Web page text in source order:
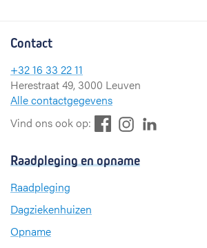
Contact
+32 16 33 22 11
Herestraat 49, 3000 Leuven
Alle contactgegevens
Vind ons ook op:
e
t
Raadpleging en opname
Raadpleging
Dagziekenhuizen
Opname